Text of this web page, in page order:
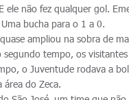
ele não fez qualquer gol.
bucha para o 1 a 0.
ampliou na sobra de
segundo tempo, os
o Juventude rodava a
área do Zeca.